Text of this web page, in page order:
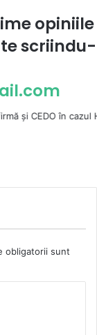
opiniile
scriindu-
cazul
obligatorii sunt